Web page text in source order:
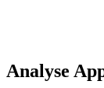
Analyse